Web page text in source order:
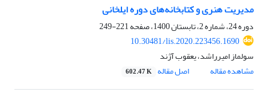
مدیریت هنری و کتابخانه‌های دوره ایلخانی
دوره 24، شماره 2، تابستان 1400، صفحه
221-249
10.30481/lis.2020.223456.1690
سولماز امیرراشد، یعقوب آژند
مشاهده مقاله
اصل مقاله 602.47 K